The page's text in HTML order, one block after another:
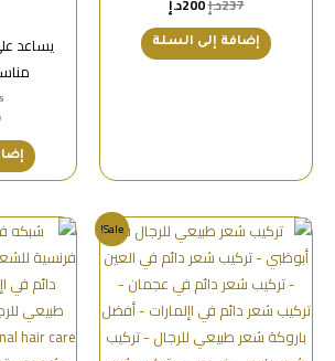
تم
التقييم
0
من
237د.إ200د.إ
إضافة إلى السلة
يساعد
Sale!